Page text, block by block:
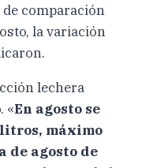
comparación
la variación
lechera
«En agosto se
litros, máximo
de agosto de